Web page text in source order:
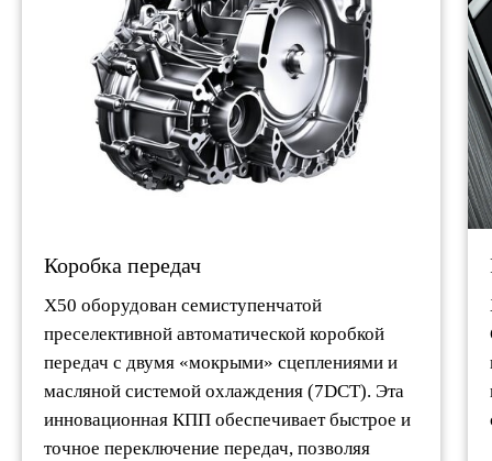
Коробка передач
X50 оборудован семиступенчатой
преселективной автоматической коробкой
передач с двумя «мокрыми» сцеплениями и
масляной системой охлаждения (7DCT). Эта
инновационная КПП обеспечивает быстрое и
точное переключение передач, позволяя